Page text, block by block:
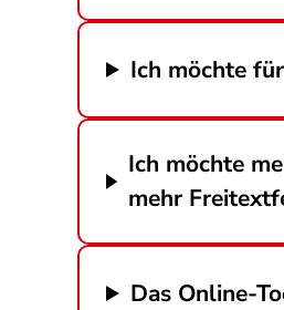
Ich möchte
Ich möchte
mehr
Das Online-